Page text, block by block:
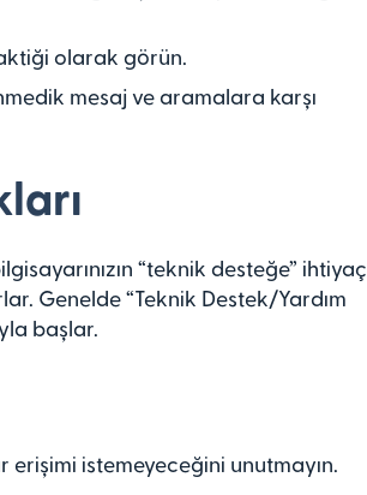
olarak görün.
mesaj ve aramalara karşı
“teknik desteğe” ihtiyaç
Genelde “Teknik Destek/Yardım
başlar.
istemeyeceğini unutmayın.